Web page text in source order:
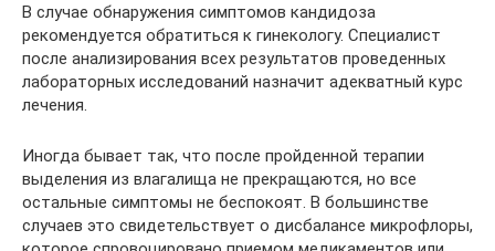
В случае обнаружения симптомов кандидоза
рекомендуется обратиться к гинекологу. Специалист
после анализирования всех результатов проведенных
лабораторных исследований назначит адекватный курс
лечения.
Иногда бывает так, что после пройденной терапии
выделения из влагалища не прекращаются, но все
остальные симптомы не беспокоят. В большинстве
случаев это свидетельствует о дисбалансе микрофлоры,